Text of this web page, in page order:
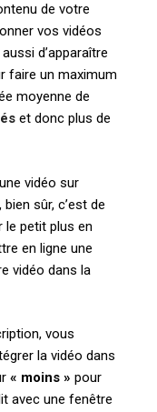
de votre
vos vidéos
d’apparaître
faire un maximum
moyenne de
et donc plus de
vidéo sur
sûr, c’est de
le petit plus en
en ligne une
vidéo dans la
vous
la vidéo dans
« moins » pour
avec une fenêtre